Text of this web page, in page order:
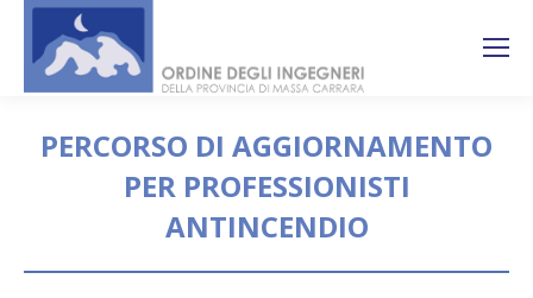
PERCORSO DI AGGIORNAMENTO
PER PROFESSIONISTI
ANTINCENDIO